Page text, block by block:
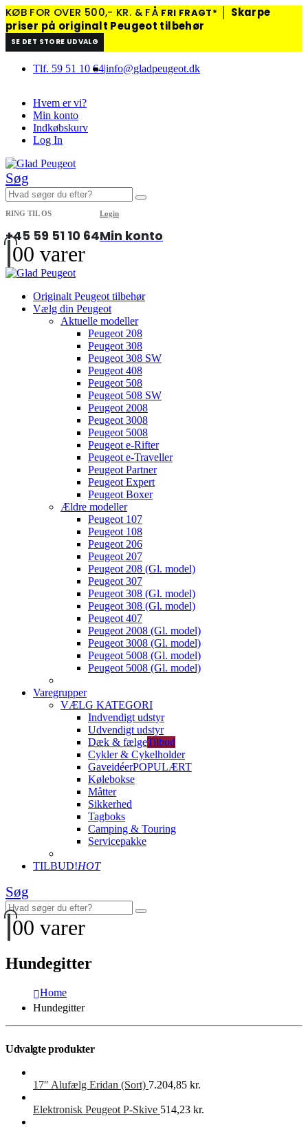
KØB FOR OVER 500,- KR. & FÅ FRI FRAGT*
Skarpe
priser på originalt Peugeot tilbehør
SE DET STORE UDVALG
Tlf. 59 51 10 64|info@gladpeugeot.dk
Hvem er vi?
Min konto
Indkøbskurv
Log In
Søg
RING TIL OS
+45 59 51 10 64
Login
Min konto
00 varer
Originalt Peugeot tilbehør
Vælg din Peugeot
Aktuelle modeller
Peugeot 208
Peugeot 308
Peugeot 308 SW
Peugeot 408
Peugeot 508
Peugeot 508 SW
Peugeot 2008
Peugeot 3008
Peugeot 5008
Peugeot e-Rifter
Peugeot e-Traveller
Peugeot Partner
Peugeot Expert
Peugeot Boxer
Ældre modeller
Peugeot 107
Peugeot 108
Peugeot 206
Peugeot 207
Peugeot 208 (Gl. model)
Peugeot 307
Peugeot 308 (Gl. model)
Peugeot 308 (Gl. model)
Peugeot 407
Peugeot 2008 (Gl. model)
Peugeot 3008 (Gl. model)
Peugeot 5008 (Gl. model)
Peugeot 5008 (Gl. model)
Varegrupper
VÆLG KATEGORI
Indvendigt udstyr
Udvendigt udstyr
Dæk & fælgeTilbud
Cykler & Cykelholder
GaveidéerPOPULÆRT
Kølebokse
Måtter
Sikkerhed
Tagboks
Camping & Touring
Servicepakke
TILBUD!HOT
Søg
00 varer
Hundegitter
Home
Hundegitter
Udvalgte produkter
17″ Alufælg Eridan (Sort) 7.204,85 kr.
Elektronisk Peugeot P-Skive 514,23 kr.